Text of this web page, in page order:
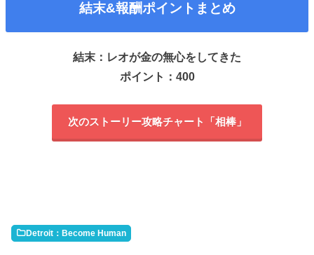
結末&報酬ポイントまとめ
結末：レオが金の無心をしてきた
ポイント：400
次のストーリー攻略チャート「相棒」
Detroit：Become Human